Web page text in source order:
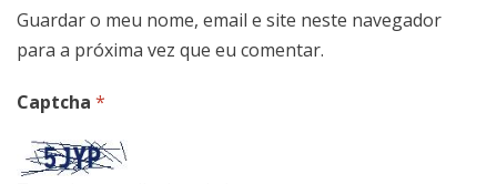
Guardar o meu nome, email e site neste navegador
para a próxima vez que eu comentar.
Captcha *